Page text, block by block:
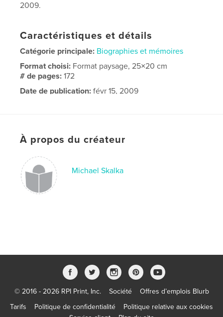
2009.
Caractéristiques et détails
Catégorie principale: Biographies et mémoires
Format choisi: Format paysage, 25×20 cm
# de pages:172
Date de publication: févr 15, 2009
À propos du créateur
Michael Skalka
© 2016 - 2026 RPI Print, Inc. Société
Offres d’emplois Blurb
Tarifs
Politique de confidentialité
Politique relative aux cookies